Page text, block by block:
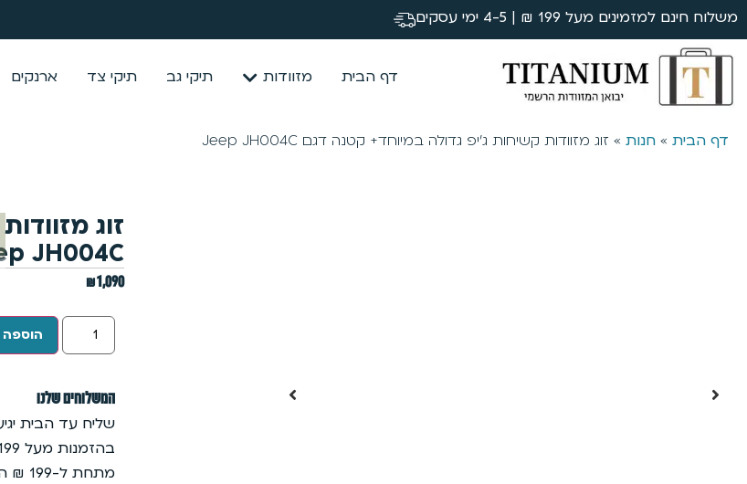
משלוח חינם למזמינים מעל 199 ₪ | 4-5 ימי עסקים
דף הבית מזוודות תיקי גב תיקי צד ארנקים
דף הבית » חנות » זוג מזוודות קשיחות ג’יפ גדולה במיוחד+ קטנה דגם Jeep JH004C
זוג
JH004C
₪1,090
המשלוחים שלנו
שליח עד הבית
בהזמנות מעל 199 ₪, המשלוח עלינו.
מתחת ל-199 ₪ המשלוח יעלה 35 ₪ בלבד.